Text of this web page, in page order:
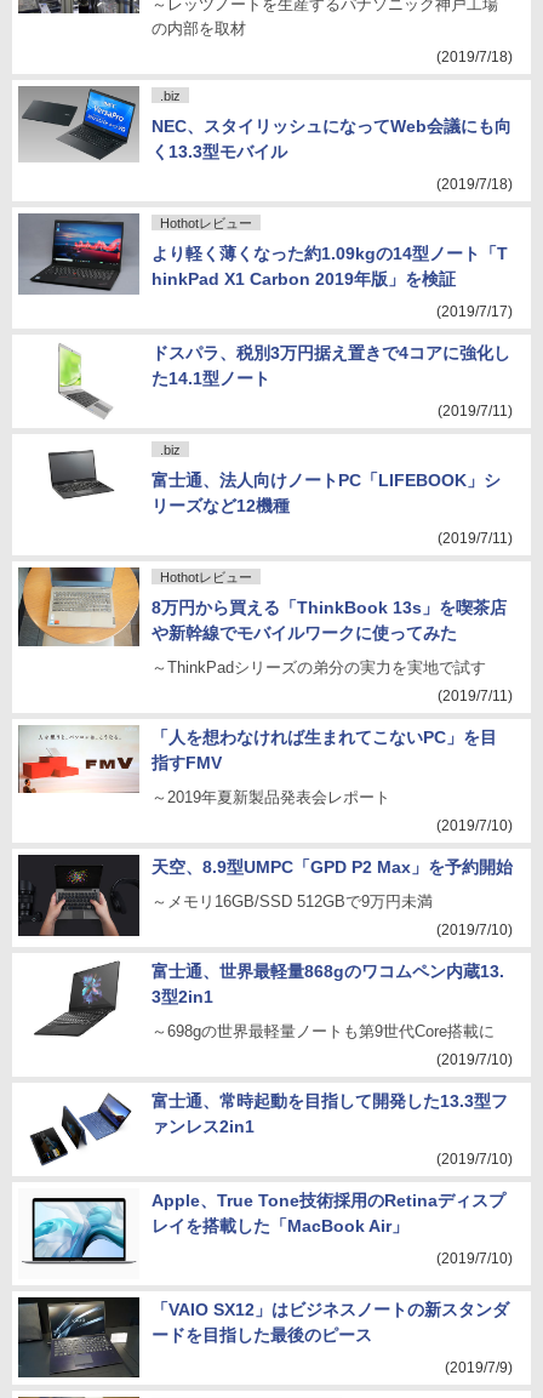
～レッツノートを生産するパナソニック神戸工場
の内部を取材
(2019/7/18)
.biz
NEC、スタイリッシュになってWeb会議にも向
く13.3型モバイル
(2019/7/18)
Hothotレビュー
より軽く薄くなった約1.09kgの14型ノート「T
hinkPad X1 Carbon 2019年版」を検証
(2019/7/17)
ドスパラ、税別3万円据え置きで4コアに強化し
た14.1型ノート
(2019/7/11)
.biz
富士通、法人向けノートPC「LIFEBOOK」シ
リーズなど12機種
(2019/7/11)
Hothotレビュー
8万円から買える「ThinkBook 13s」を喫茶店
や新幹線でモバイルワークに使ってみた
～ThinkPadシリーズの弟分の実力を実地で試す
(2019/7/11)
「人を想わなければ生まれてこないPC」を目
指すFMV
～2019年夏新製品発表会レポート
(2019/7/10)
天空、8.9型UMPC「GPD P2 Max」を予約開始
～メモリ16GB/SSD 512GBで9万円未満
(2019/7/10)
富士通、世界最軽量868gのワコムペン内蔵13.
3型2in1
～698gの世界最軽量ノートも第9世代Core搭載に
(2019/7/10)
富士通、常時起動を目指して開発した13.3型フ
ァンレス2in1
(2019/7/10)
Apple、True Tone技術採用のRetinaディスプ
レイを搭載した「MacBook Air」
(2019/7/10)
「VAIO SX12」はビジネスノートの新スタンダ
ードを目指した最後のピース
(2019/7/9)